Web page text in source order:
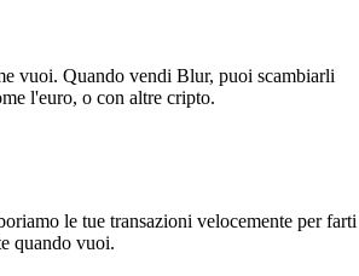
vuoi. Quando vendi Blur, puoi scambiarli
l'euro, o con altre cripto.
le tue transazioni velocemente per farti
quando vuoi.